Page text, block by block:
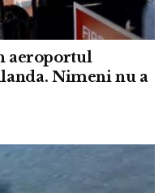
aeroportul
Nimeni nu a